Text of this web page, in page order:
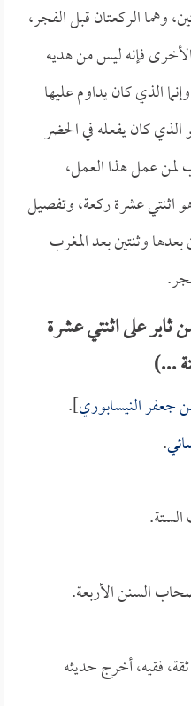
وهما الركعتان قبل الفجر،
فإنه ليس من هديه
الذي كان يداوم عليها
الذي كان يفعله في الحضر
لمن عمل هذا العمل،
اثنتي عشرة ركعة، وتفصيل
بعدها وثنتين بعد المغرب
على اثنتي عشرة
...)
جعفر النيسابوري].
.
السنن الأربعة.
فقيه، أخرج حديثه